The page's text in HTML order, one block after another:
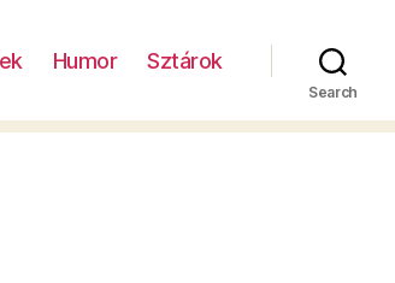
Humor Sztárok
Search